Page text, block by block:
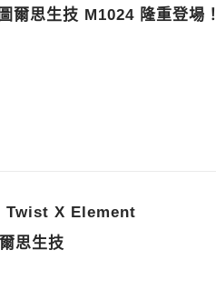
爾思生技 M1024 隆重登場！
Twist X Element
思生技